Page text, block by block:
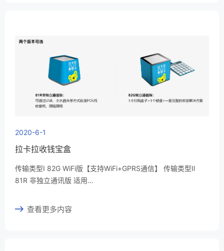
2020-6-1
拉卡拉收钱宝盒
传输类型Ⅰ 82G WiFi版【支持WiFi+GPRS通信】 传输类型Ⅱ
81R 非独立通讯版 适用…
查看更多内容